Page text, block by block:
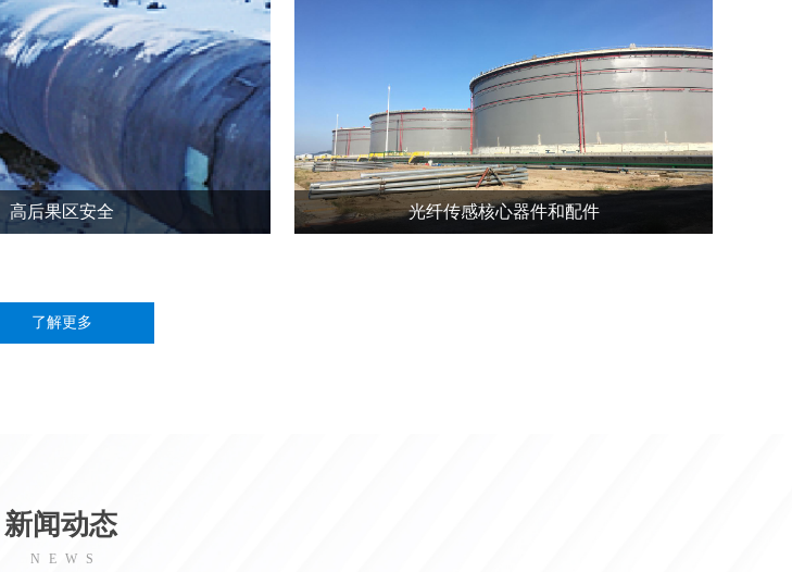
新闻动态
NEWS
高后果区安全 光纤传感核心器件和配件
了解更多